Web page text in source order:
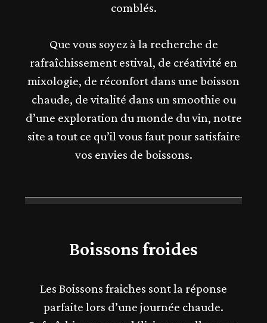
comblés.
Que vous soyez à la recherche de
rafraîchissement estival, de créativité en
mixologie, de réconfort dans une boisson
chaude, de vitalité dans un smoothie ou
d’une exploration du monde du vin, notre
site a tout ce qu’il vous faut pour satisfaire
vos envies de boissons.
Boissons froides
Les Boissons fraiches sont la réponse
parfaite lors d’une journée chaude.